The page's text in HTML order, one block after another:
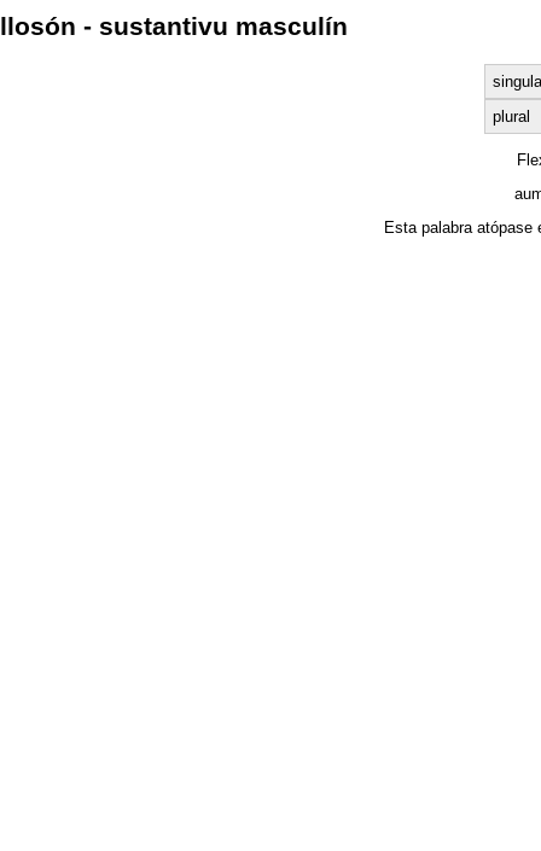
llosón - sustantivu masculín
plural
Esta palabra atópase